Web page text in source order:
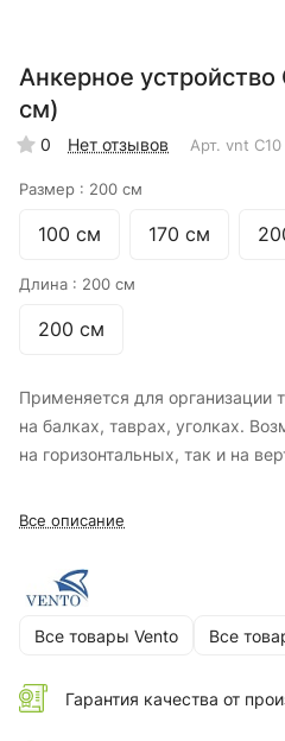
Анкерное
см)
0 Нет отзывов Арт. vnt C10
Размер : 200 см
100 см 170 см
Длина : 200 см
200 см
Применяется для организации
на балках, таврах, уголках.
на горизонтальных, так и на
Все описание
Все товары Vento Все
Гарантия качества от